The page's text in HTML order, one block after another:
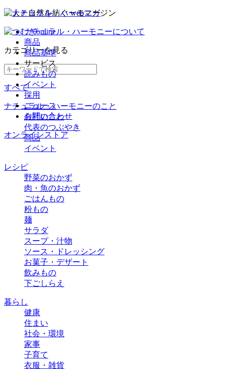
ナチュラル・ハーモニーについて
商品
商品基準
サービス
読みもの
イベント
採用
ニュース
お問い合わせ
オンラインストア
カテゴリーを見る
すべて
ナチュラル・ハーモニーのこと
会社のこと
代表のつぶやき
商品
イベント
レシピ
野菜のおかず
肉・魚のおかず
ごはんもの
粉もの
麺
サラダ
スープ・汁物
ソース・ドレッシング
お菓子・デザート
飲みもの
下ごしらえ
暮らし
健康
住まい
社会・環境
家事
子育て
衣服・雑貨